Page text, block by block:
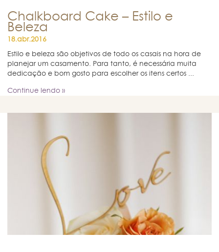
Chalkboard Cake – Estilo e
Beleza
18.abr.2016
Estilo e beleza são objetivos de todo os casais na hora de
planejar um casamento. Para tanto, é necessária muita
dedicação e bom gosto para escolher os itens certos ...
Continue lendo »